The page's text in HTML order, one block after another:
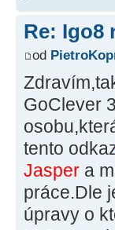
Re: Igo8
od
GoClever
tento
Jasper a
práce.Dle
úpravy o